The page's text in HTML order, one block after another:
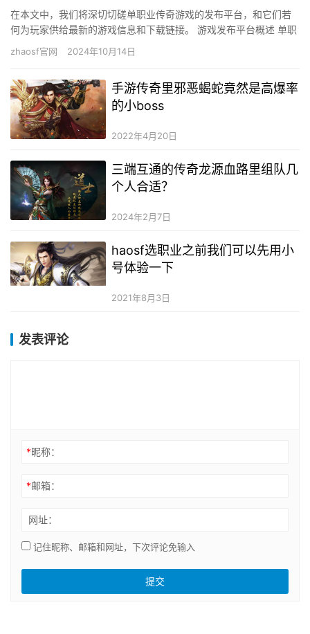
在本文中，我们将深切切磋单职业传奇游戏的发布平台，和它们若
何为玩家供给最新的游戏信息和下载链接。 游戏发布平台概述 单职
业传奇游戏的发布站是专门为玩家供给最新游戏版本和更新信息的
zhaosf官网 2024年10月14日
手游传奇里邪恶蝎蛇竟然是高爆率
的小boss
2022年4月20日
三端互通的传奇龙源血路里组队几
个人合适？
2024年2月7日
haosf选职业之前我们可以先用小
号体验一下
2021年8月3日
发表评论
*昵称：
*邮箱：
网址：
记住昵称、邮箱和网址，下次评论免输入